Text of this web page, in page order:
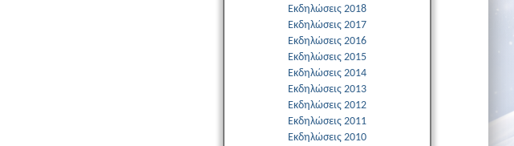
Εκδηλώσεις 2018
Εκδηλώσεις 2017
Εκδηλώσεις 2016
Εκδηλώσεις 2015
Εκδηλώσεις 2014
Εκδηλώσεις 2013
Εκδηλώσεις 2012
Εκδηλώσεις 2011
Εκδηλώσεις 2010